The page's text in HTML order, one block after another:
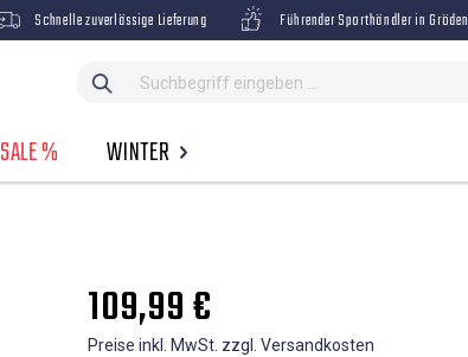
Schnelle zuverlässige Lieferung Führender Sporthändler in Gröden
SALE % WINTER
109,99 €
Preise inkl. MwSt. zzgl. Versandkosten